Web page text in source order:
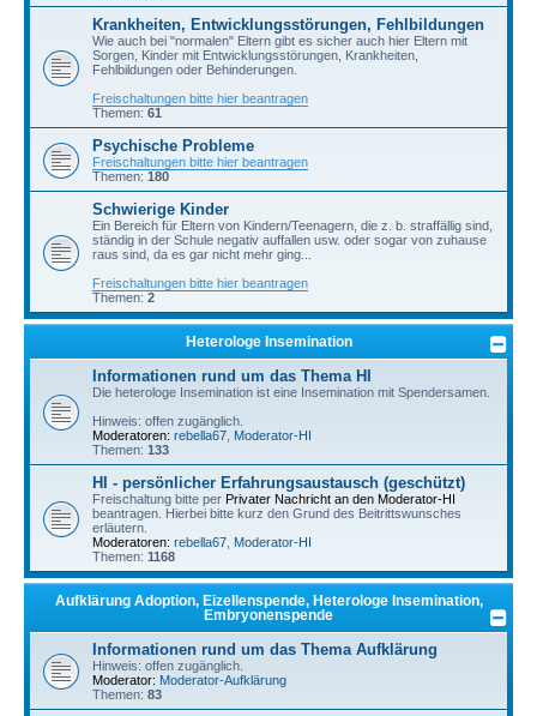
Krankheiten, Entwicklungsstörungen, Fehlbildungen
Wie auch bei "normalen" Eltern gibt es sicher auch hier Eltern mit
Sorgen, Kinder mit Entwicklungsstörungen, Krankheiten,
Fehlbildungen oder Behinderungen.
Freischaltungen bitte hier beantragen
Themen: 61
Psychische Probleme
Freischaltungen bitte hier beantragen
Themen: 180
Schwierige Kinder
Ein Bereich für Eltern von Kindern/Teenagern, die z. b. straffällig sind,
ständig in der Schule negativ auffallen usw. oder sogar von zuhause
raus sind, da es gar nicht mehr ging...
Freischaltungen bitte hier beantragen
Themen: 2
Heterologe Insemination
Informationen rund um das Thema HI
Die heterologe Insemination ist eine Insemination mit Spendersamen.
Hinweis: offen zugänglich.
Moderatoren: rebella67 Moderator-HI
Themen: 133
HI - persönlicher Erfahrungsaustausch (geschützt)
Freischaltung bitte per Privater Nachricht an den Moderator-HI
beantragen. Hierbei bitte kurz den Grund des Beitrittswunsches
erläutern.
Moderatoren: rebella67 Moderator-HI
Themen: 1168
Aufklärung Adoption, Eizellenspende, Heterologe Insemination,
Embryonenspende
Informationen rund um das Thema Aufklärung
Hinweis: offen zugänglich.
Moderator: Moderator-Aufklärung
Themen: 83